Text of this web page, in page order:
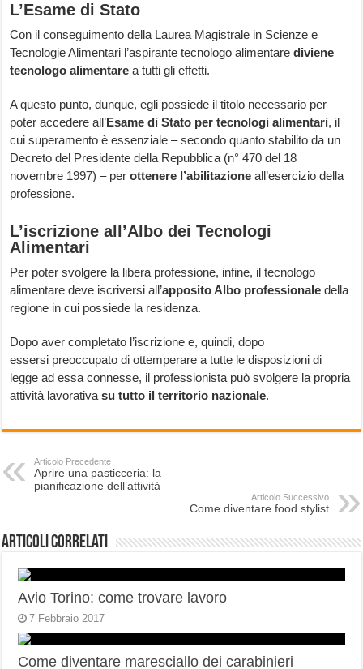
L’Esame di Stato
Con il conseguimento della Laurea Magistrale in Scienze e
Tecnologie Alimentari l’aspirante tecnologo alimentarediviene
tecnologo alimentare a tutti gli effetti.
A questo punto, dunque, egli possiede il titolo necessario per
poter accedere all’Esame di Stato per tecnologi alimentari, il
cui superamento è essenziale – secondo quanto stabilito da un
Decreto del Presidente della Repubblica (n° 470 del 18
novembre 1997) – perottenere l’abilitazione all’esercizio della
professione.
L’iscrizione all’Albo dei Tecnologi
Alimentari
Per poter svolgere la libera professione, infine, il tecnologo
alimentare deve iscriversi all’apposito Albo professionale della
regione in cui possiede la residenza.
Dopo aver completato l’iscrizione e, quindi, dopo
essersi preoccupato di ottemperare a tutte le disposizioni di
legge ad essa connesse, il professionista può svolgere la propria
attività lavorativasu tutto il territorio nazionale.
Articolo Precedente
Aprire una pasticceria: la
pianificazione dell’attività
Articolo Successivo
Come diventare food stylist
Articoli correlati
Avio Torino: come trovare lavoro
7 Febbraio 2017
Come diventare maresciallo dei carabinieri